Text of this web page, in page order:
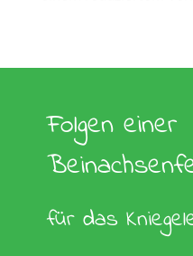
Folgen einer
für das